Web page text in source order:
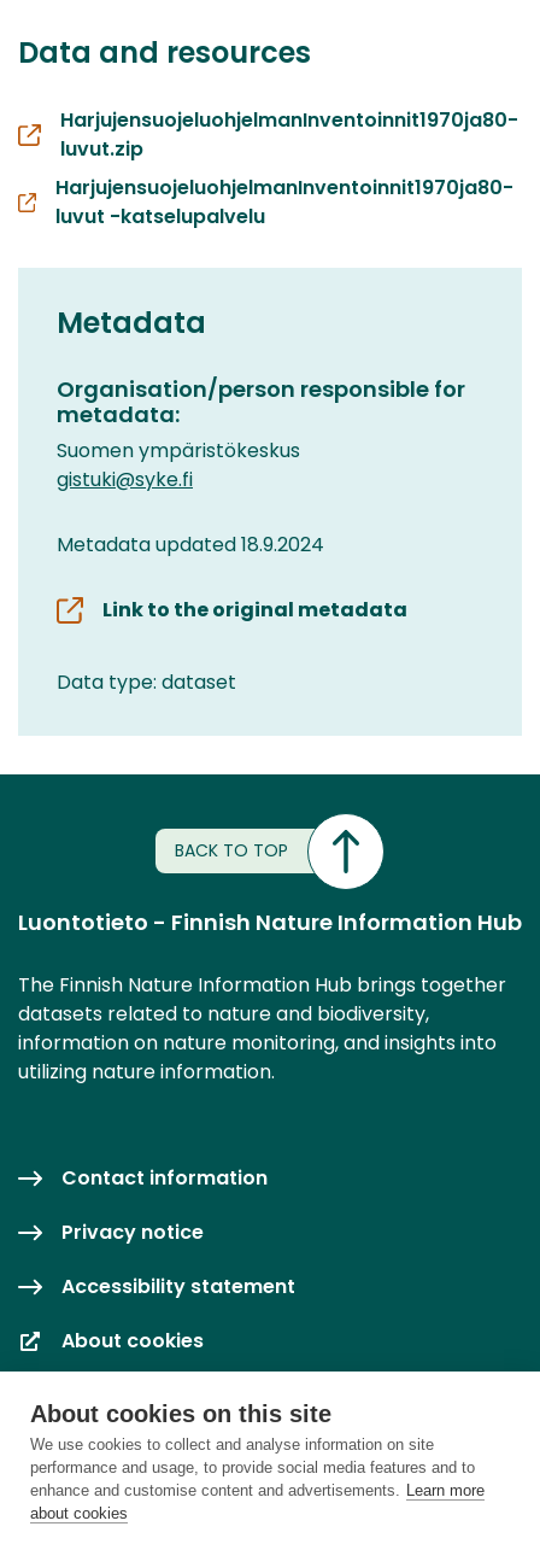
About cookies on this site
We use cookies to collect and analyse information on site
performance and usage, to provide social media features and to
enhance and customise content and advertisements. Learn more
about cookies
Data and resources
HarjujensuojeluohjelmanInventoinnit1970ja80-
luvut.zip
HarjujensuojeluohjelmanInventoinnit1970ja80-
luvut -katselupalvelu
Metadata
Organisation/person responsible for
metadata:
Suomen ympäristökeskus
gistuki@syke.fi
Metadata updated 18.9.2024
Link to the original metadata
Data type: dataset
BACK TO TOP
Luontotieto - Finnish Nature Information Hub
The Finnish Nature Information Hub brings together
datasets related to nature and biodiversity,
information on nature monitoring, and insights into
utilizing nature information.
Contact information
Privacy notice
Accessibility statement
About cookies